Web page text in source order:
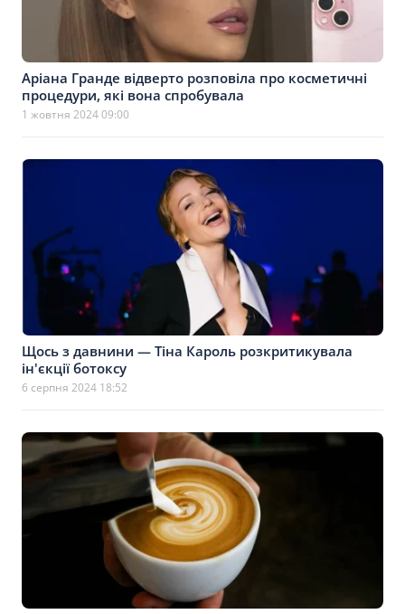
Аріана Гранде відверто розповіла про косметичні
процедури, які вона спробувала
1 жовтня 2024 09:00
Щось з давнини — Тіна Кароль розкритикувала
ін'єкції ботоксу
6 серпня 2024 18:52